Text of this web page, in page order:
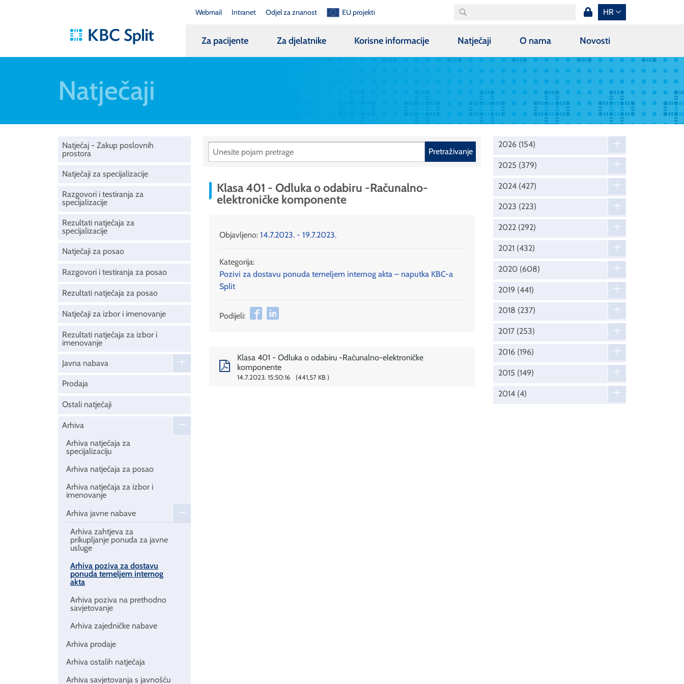
Webmail Intranet Odjel za znanost EU projekti HR
Za pacijente Za djelatnike Korisne informacije Natječaji O nama Novosti
Natječaji
Natječaj - Zakup poslovnih
prostora
Natječaji za specijalizacije
Razgovori i testiranja za
specijalizacije
Rezultati natječaja za
specijalizacije
Natječaji za posao
Razgovori i testiranja za posao
Rezultati natječaja za posao
Natječaji za izbor i imenovanje
Rezultati natječaja za izbor i
imenovanje
Javna nabava
Prodaja
Ostali natječaji
Arhiva
Arhiva natječaja za
specijalizaciju
Arhiva natječaja za posao
Arhiva natječaja za izbor i
imenovanje
Arhiva javne nabave
Arhiva zahtjeva za
prikupljanje ponuda za javne
usluge
Arhiva poziva za dostavu
ponuda temeljem internog
akta
Arhiva poziva na prethodno
savjetovanje
Arhiva zajedničke nabave
Arhiva prodaje
Arhiva ostalih natječaja
Arhiva savjetovanja s javnošću
Pretraživanje
Klasa 401 - Odluka o odabiru -Računalno-
elektroničke komponente
Objavljeno: 14.7.2023. - 19.7.2023.
Kategorija:
Pozivi za dostavu ponuda temeljem internog akta – naputka KBC-a
Split
Podijeli:
Klasa 401 - Odluka o odabiru -Računalno-elektroničke
komponente
14.7.2023. 15:50:16 441,57 KB
2026 (154)
2025 (379)
2024 (427)
2023 (223)
2022 (292)
2021 (432)
2020 (608)
2019 (441)
2018 (237)
2017 (253)
2016 (196)
2015 (149)
2014 (4)